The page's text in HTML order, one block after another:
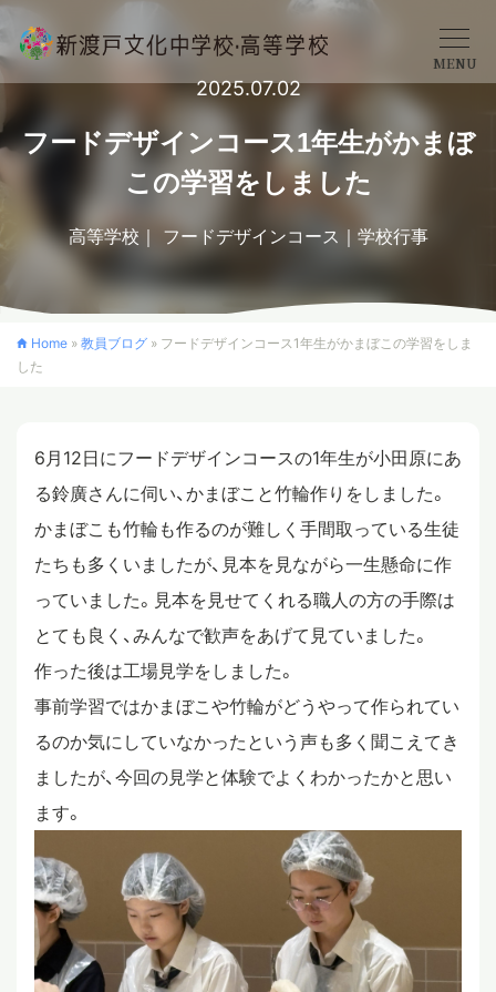
学校概要
中学校
高等学校
入学案内
クロスカリキュラム
スタディツアー
ニュース
教員ブログ
在校生・保護者・卒業生の方へ
MENU
2025.07.02
フードデザインコース1年生がかまぼ
この学習をしました
高等学校 フードデザインコース 学校行事
Home » 教員ブログ » フードデザインコース1年生がかまぼこの学習をしま
した
6月12日にフードデザインコースの1年生が小田原にあ
る鈴廣さんに伺い、かまぼこと竹輪作りをしました。
かまぼこも竹輪も作るのが難しく手間取っている生徒
たちも多くいましたが、見本を見ながら一生懸命に作
っていました。見本を見せてくれる職人の方の手際は
とても良く、みんなで歓声をあげて見ていました。
作った後は工場見学をしました。
事前学習ではかまぼこや竹輪がどうやって作られてい
るのか気にしていなかったという声も多く聞こえてき
ましたが、今回の見学と体験でよくわかったかと思い
ます。